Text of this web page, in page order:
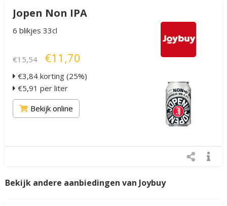
Jopen Non IPA
6 blikjes 33cl
€15,54 €11,70
€3,84 korting (25%)
€5,91 per liter
Bekijk online
Bekijk andere aanbiedingen van Joybuy